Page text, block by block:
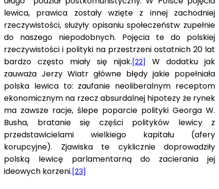
lewica, prawica zostały wzięte z innej zachodniej
rzeczywistości, służyły opisaniu społeczeństw zupełnie
do naszego niepodobnych. Pojęcia te do polskiej
rzeczywistości i polityki na przestrzeni ostatnich 20 lat
bardzo często miały się nijak. [22]
W dodatku jak
zauważa Jerzy Wiatr główne błędy jakie popełniała
polska lewica to: zaufanie neoliberalnym receptom
ekonomicznym na rzecz absurdalnej hipotezy że rynek
ma zawsze racje, ślepe poparcie polityki Georga W.
Busha, bratanie się części polityków lewicy z
przedstawicielami wielkiego kapitału (afery
korupcyjne). Zjawiska te cyklicznie doprowadziły
polską lewicę parlamentarną do zacierania jej
ideowych korzeni. [23]